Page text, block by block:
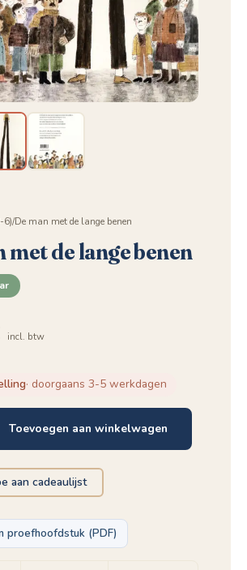
6)/De man met de lange benen
met de lange benen
incl. btw
· doorgaans 3-5 werkdagen
Toevoegen aan winkelwagen
aan cadeaulijst
proefhoofdstuk (PDF)